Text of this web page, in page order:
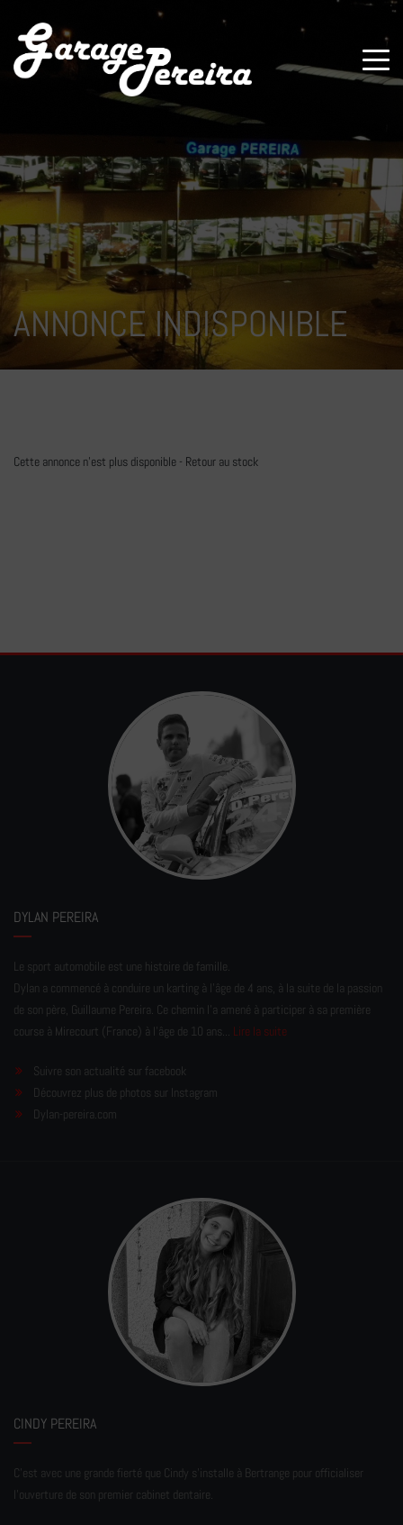
ANNONCE INDISPONIBLE
Cette annonce n'est plus disponible - Retour au stock
DYLAN PEREIRA
Le sport automobile est une histoire de famille.
Dylan a commencé à conduire un karting à l’âge de 4 ans, à la suite de la passion
de son père, Guillaume Pereira. Ce chemin l'a amené à participer à sa première
course à Mirecourt (France) à l'âge de 10 ans... Lire la suite
Suivre son actualité sur facebook
Découvrez plus de photos sur Instagram
Dylan-pereira.com
CINDY PEREIRA
C'est avec une grande fierté que Cindy s'installe à Bertrange pour officialiser
l'ouverture de son premier cabinet dentaire.
Paramètres avancés des cookies